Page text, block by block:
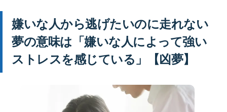
嫌いな人から逃げたいのに走れない
夢の意味は「嫌いな人によって強い
ストレスを感じている」【凶夢】